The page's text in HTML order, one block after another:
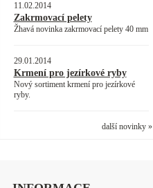
11.02.2014
Zakrmovací pelety
Žhavá novinka zakrmovací pelety 40 mm
29.01.2014
Krmení pro jezírkové ryby
Nový sortiment krmení pro jezírkové
ryby.
další novinky »